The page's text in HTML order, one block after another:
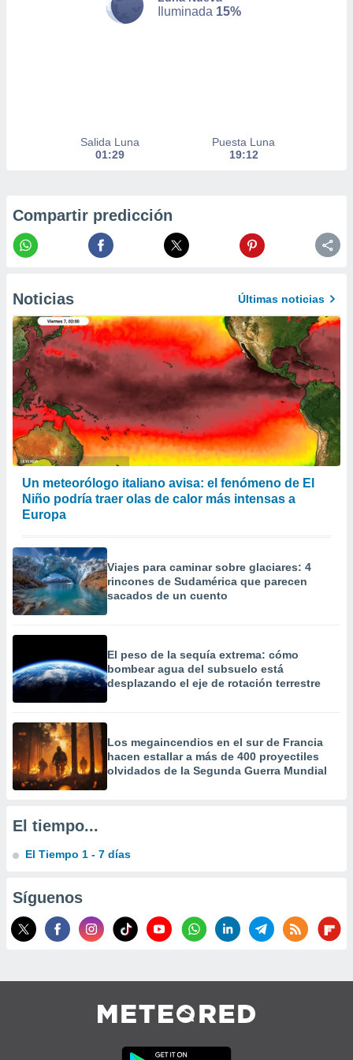
o acceder
datos
perfiles
utilizar
crear un
uso de
la
contenido
medir el
de la
el
o a través
de
de
de
uso de
mediante
publicidad
1199
Iluminada 15%
Salida Luna
01:29
Puesta Luna
19:12
Compartir predicción
Noticias Últimas noticias
Un meteorólogo italiano avisa: el fenómeno de El
Niño podría traer olas de calor más intensas a
Europa
Viajes para caminar sobre glaciares: 4
rincones de Sudamérica que parecen
sacados de un cuento
El peso de la sequía extrema: cómo
bombear agua del subsuelo está
desplazando el eje de rotación terrestre
Los megaincendios en el sur de Francia
hacen estallar a más de 400 proyectiles
olvidados de la Segunda Guerra Mundial
El tiempo...
El Tiempo 1 - 7 días
Síguenos